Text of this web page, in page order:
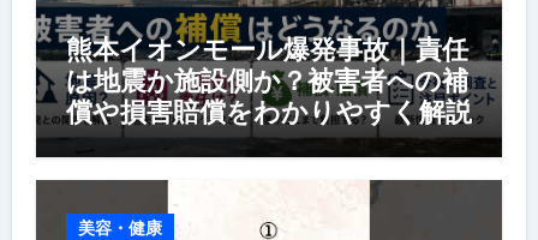
熊本イオンモール爆発事故｜責任
は地震か施設側か？被害者への補
償や損害賠償をわかりやすく解説
美容・健康